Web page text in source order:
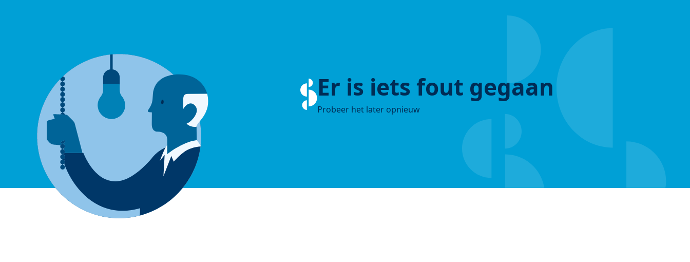
Er is iets fout gegaan
Probeer het later opnieuw